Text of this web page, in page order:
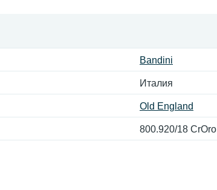
Bandini
Италия
Old England
800.920/18 CrOro